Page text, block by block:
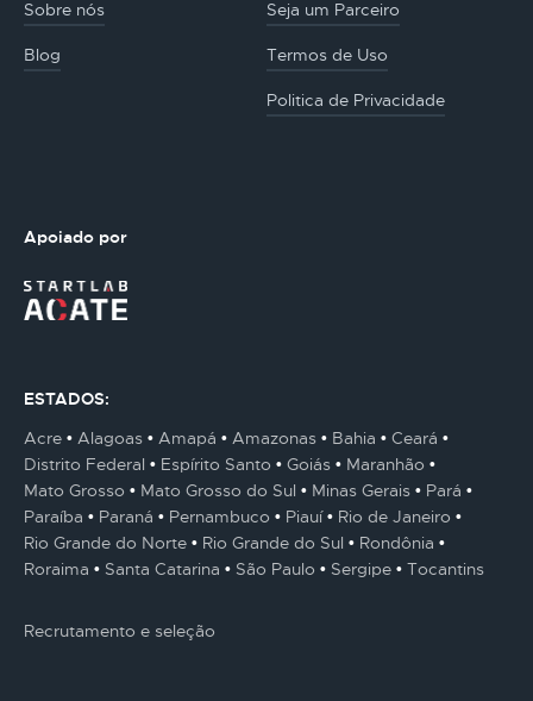
Sobre nós Seja um Parceiro
Blog Termos de Uso
Politica de Privacidade
Apoiado por
ESTADOS:
Acre
Alagoas Amapá Amazonas Bahia
Ceará
Distrito Federal
Espírito Santo Goiás
Maranhão
Mato Grosso
Mato Grosso do Sul Minas Gerais
Pará
Paraíba
Paraná Pernambuco Piauí
Rio de Janeiro
Rio Grande do Norte
Rio Grande do Sul
Rondônia
Roraima
Santa Catarina São Paulo Sergipe Tocantins
Recrutamento e seleção